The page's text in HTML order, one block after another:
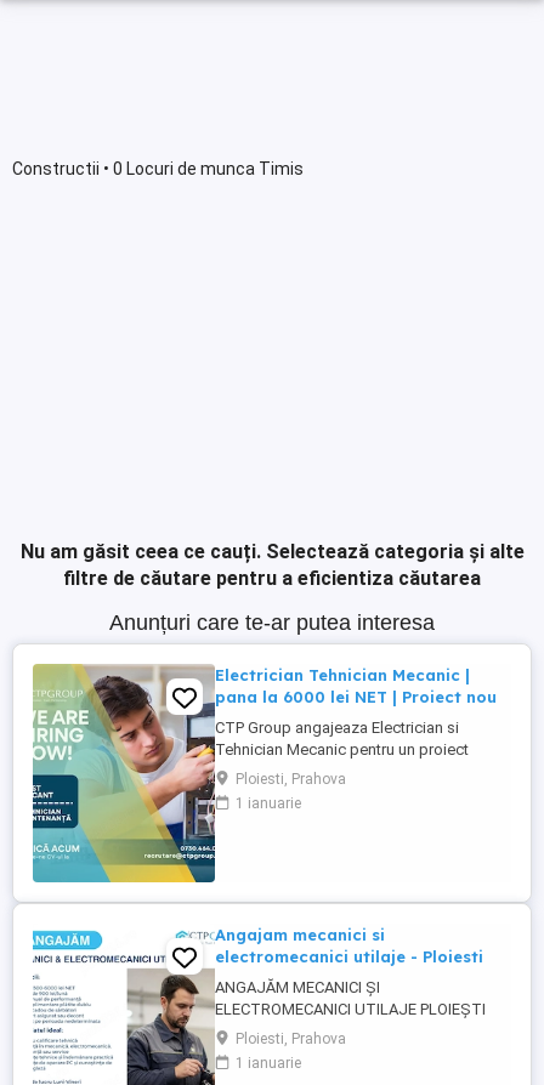
Constructii • 0 Locuri de munca Timis
Nu am găsit ceea ce cauți. Selectează categoria și alte
filtre de căutare pentru a eficientiza căutarea
Anunțuri care te-ar putea interesa
Electrician Tehnician Mecanic |
pana la 6000 lei NET | Proiect nou
CTP Group angajeaza Electrician si
Tehnician Mecanic pentru un proiect
industrial nou. Daca ai experienta tehnica
si iti doresti un loc de munca stabil, bine
platit, cu perspective reale de dezvoltare,
Ploiesti, Prahova
1 ianuarie
Angajam mecanici si
electromecanici utilaje - Ploiesti
ANGAJĂM MECANICI ȘI
ELECTROMECANICI UTILAJE PLOIEȘTI
Pentru unul dintre clienții noștri, o
companie stabilă din domeniul industrial,
recrutăm Mecanici și Electromecanici
Ploiesti, Prahova
1 ianuarie